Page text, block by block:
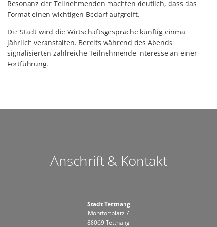
Resonanz der Teilnehmenden machten deutlich, dass das
Format einen wichtigen Bedarf aufgreift.
Die Stadt wird die Wirtschaftsgespräche künftig einmal
jährlich veranstalten. Bereits während des Abends
signalisierten zahlreiche Teilnehmende Interesse an einer
Fortführung.
Anschrift & Kontakt
Stadt Tettnang
Montfortplatz 7
88069 Tettnang